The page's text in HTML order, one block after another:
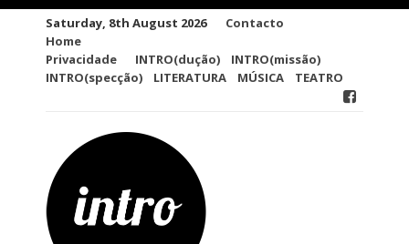
Saturday, 8th August 2026
Contacto
Home
Privacidade
INTRO(dução)
INTRO(missão)
INTRO(specção)
LITERATURA MÚSICA TEATRO